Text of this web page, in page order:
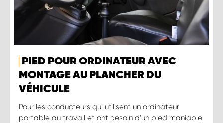
PIED POUR ORDINATEUR AVEC
MONTAGE AU PLANCHER DU
VÉHICULE
Pour les conducteurs qui utilisent un ordinateur
portable au travail et ont besoin d’un pied maniable